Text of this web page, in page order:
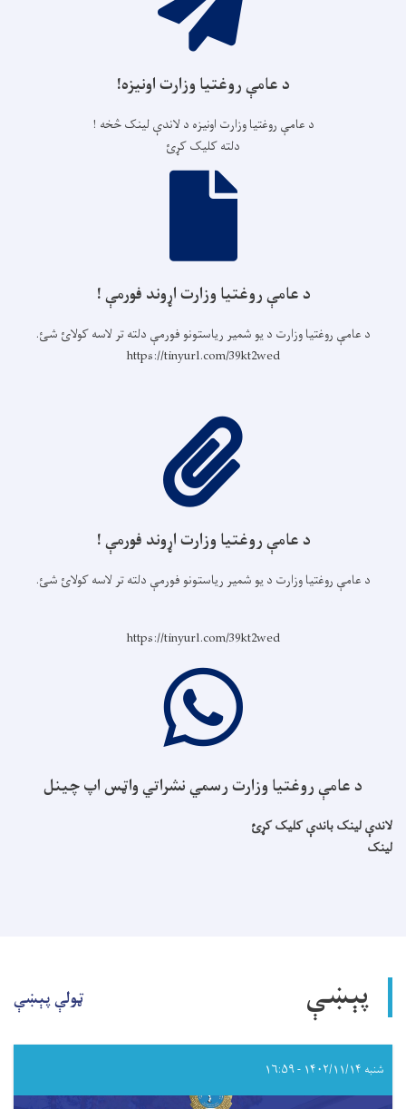
د عامې روغتیا وزارت اونیزه!
د عامې روغتیا وزارت اونیزه د لاندې لینک څخه !
دلته کلیک کړئ
د عامې روغتیا وزارت اړوند فورمې !
د عامې روغتیا وزارت د یو شمیر ریاستونو فورمې دلته تر لاسه کولائ شئ.
https://tinyurl.com/39kt2wed
د عامې روغتیا وزارت اړوند فورمې !
د عامې روغتیا وزارت د یو شمیر ریاستونو فورمې دلته تر لاسه کولائ شئ.
https://tinyurl.com/39kt2wed
د عامې روغتیا وزارت رسمي نشراتي واټس اپ چینل
لاندې لینک باندې کلیک کړئ
لینک
پېښې ټولې پېښې
شنبه ۱۴۰۲/۱۱/۱۴ - ۱۶:۵۹